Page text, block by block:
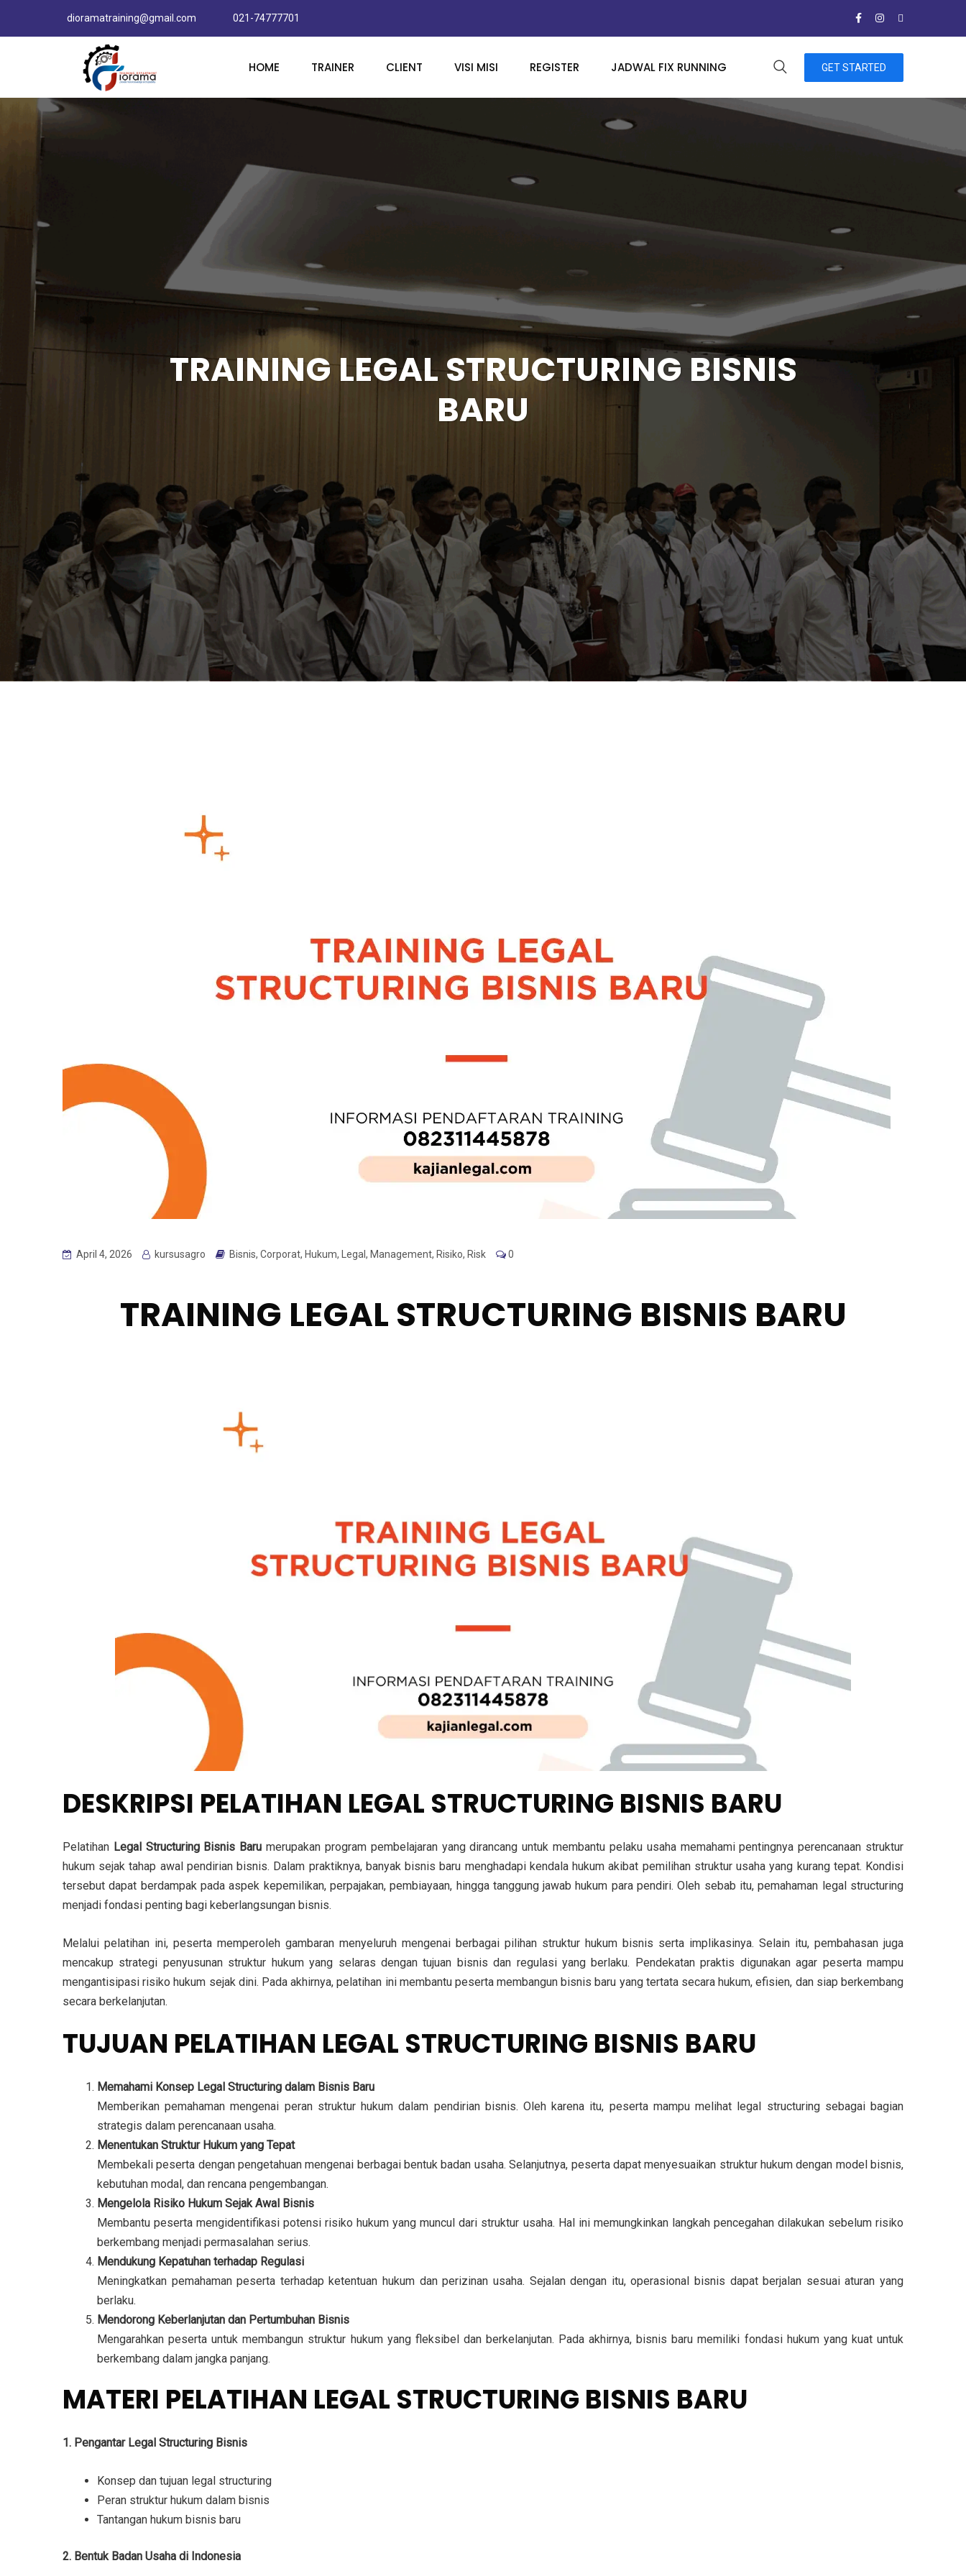
dioramatraining@gmail.com 021-74777701
HOME TRAINER CLIENT VISI MISI REGISTER JADWAL FIX RUNNING GET STARTED
TRAINING LEGAL STRUCTURING BISNIS
BARU
April 4, 2026 kursusagro Bisnis, Corporat, Hukum, Legal, Management, Risiko, Risk 0
TRAINING LEGAL STRUCTURING BISNIS BARU
DESKRIPSI PELATIHAN LEGAL STRUCTURING BISNIS BARU
Pelatihan Legal Structuring Bisnis Baru merupakan program pembelajaran yang dirancang untuk membantu pelaku usaha memahami pentingnya perencanaan struktur
hukum sejak tahap awal pendirian bisnis. Dalam praktiknya, banyak bisnis baru menghadapi kendala hukum akibat pemilihan struktur usaha yang kurang tepat. Kondisi
tersebut dapat berdampak pada aspek kepemilikan, perpajakan, pembiayaan, hingga tanggung jawab hukum para pendiri. Oleh sebab itu, pemahaman legal structuring
menjadi fondasi penting bagi keberlangsungan bisnis.
Melalui pelatihan ini, peserta memperoleh gambaran menyeluruh mengenai berbagai pilihan struktur hukum bisnis serta implikasinya. Selain itu, pembahasan juga
mencakup strategi penyusunan struktur hukum yang selaras dengan tujuan bisnis dan regulasi yang berlaku. Pendekatan praktis digunakan agar peserta mampu
mengantisipasi risiko hukum sejak dini. Pada akhirnya, pelatihan ini membantu peserta membangun bisnis baru yang tertata secara hukum, efisien, dan siap berkembang
secara berkelanjutan.
TUJUAN PELATIHAN LEGAL STRUCTURING BISNIS BARU
Memahami Konsep Legal Structuring dalam Bisnis Baru
Memberikan pemahaman mengenai peran struktur hukum dalam pendirian bisnis. Oleh karena itu, peserta mampu melihat legal structuring sebagai bagian
strategis dalam perencanaan usaha.
Menentukan Struktur Hukum yang Tepat
Membekali peserta dengan pengetahuan mengenai berbagai bentuk badan usaha. Selanjutnya, peserta dapat menyesuaikan struktur hukum dengan model bisnis,
kebutuhan modal, dan rencana pengembangan.
Mengelola Risiko Hukum Sejak Awal Bisnis
Membantu peserta mengidentifikasi potensi risiko hukum yang muncul dari struktur usaha. Hal ini memungkinkan langkah pencegahan dilakukan sebelum risiko
berkembang menjadi permasalahan serius.
Mendukung Kepatuhan terhadap Regulasi
Meningkatkan pemahaman peserta terhadap ketentuan hukum dan perizinan usaha. Sejalan dengan itu, operasional bisnis dapat berjalan sesuai aturan yang
berlaku.
Mendorong Keberlanjutan dan Pertumbuhan Bisnis
Mengarahkan peserta untuk membangun struktur hukum yang fleksibel dan berkelanjutan. Pada akhirnya, bisnis baru memiliki fondasi hukum yang kuat untuk
berkembang dalam jangka panjang.
MATERI PELATIHAN LEGAL STRUCTURING BISNIS BARU
1. Pengantar Legal Structuring Bisnis
Konsep dan tujuan legal structuring
Peran struktur hukum dalam bisnis
Tantangan hukum bisnis baru
2. Bentuk Badan Usaha di Indonesia